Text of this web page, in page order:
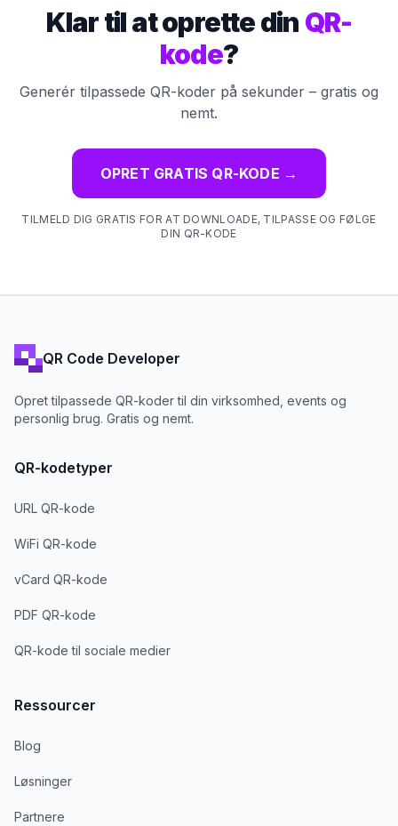
Klar til at oprette din QR-
kode?
Generér tilpassede QR-koder på sekunder – gratis og
nemt.
OPRET GRATIS QR-KODE →
TILMELD DIG GRATIS FOR AT DOWNLOADE, TILPASSE OG FØLGE
DIN QR-KODE
QR Code Developer
Opret tilpassede QR-koder til din virksomhed, events og
personlig brug. Gratis og nemt.
QR-kodetyper
URL QR-kode
WiFi QR-kode
vCard QR-kode
PDF QR-kode
QR-kode til sociale medier
Ressourcer
Blog
Løsninger
Partnere